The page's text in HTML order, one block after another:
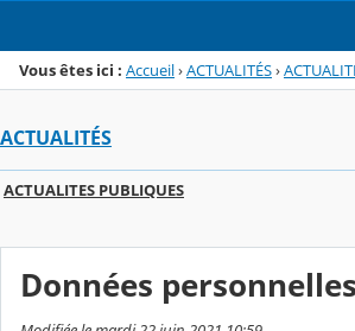
Vous êtes ici : Accueil›ACTUALITÉS›
ACTUALITÉS
ACTUALITES PUBLIQUES
Données personnelles